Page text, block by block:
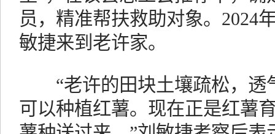
员，精准帮扶救助对象。2024
敏捷来到老许家。
“老许的田块土壤疏松，透
可以种植红薯。现在正是红薯